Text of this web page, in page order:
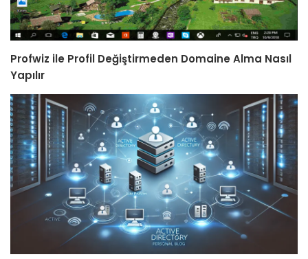
Profwiz ile Profil Değiştirmeden Domaine Alma Nasıl
Yapılır